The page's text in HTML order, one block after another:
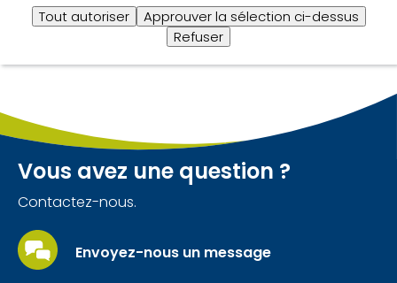
Tout autoriser
Approuver la sélection ci-dessus
Refuser
nouveaux résultats de recherche confirment la
stabilité de Levucell SC.
Vous avez une question ?
Contactez-nous.
Envoyez-nous un message